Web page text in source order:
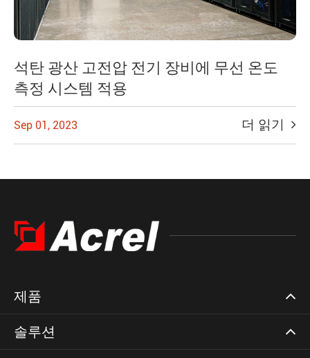
석탄 광산 고전압 전기 장비에 무선 온도
측정 시스템 적용
Sep 01, 2023 더 읽기
제품
솔루션